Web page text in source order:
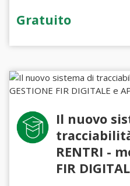
Gratuito
Il nuovo
RENTRI -
FIR